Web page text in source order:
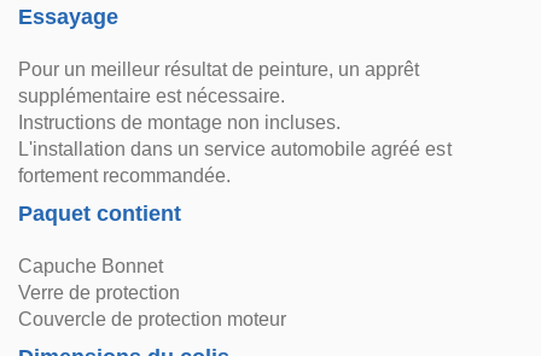
Essayage
Pour un meilleur résultat de peinture, un apprêt
supplémentaire est nécessaire.
Instructions de montage non incluses.
L'installation dans un service automobile agréé est
fortement recommandée.
Paquet contient
Capuche Bonnet
Verre de protection
Couvercle de protection moteur